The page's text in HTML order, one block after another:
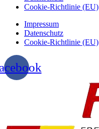
Cookie-Richtlinie (EU)
Impressum
Datenschutz
Cookie-Richtlinie (EU)